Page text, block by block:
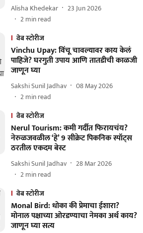
Alisha Khedekar
23 Jun 2026
2min read
वेब स्टोरीज
Vinchu Upay: विंचू चावल्यावर काय केलं
पाहिजे? घरगुती उपाय आणि तातडीची काळजी
जाणून घ्या
Sakshi Sunil Jadhav
08 May 2026
2min read
वेब स्टोरीज
Nerul Tourism: कमी गर्दीत फिरायचंय?
नेरुळजवळील ‘हे’ 9 सीक्रेट पिकनिक स्पॉट्स
ठरतील एकदम बेस्ट
Sakshi Sunil Jadhav
28 Mar 2026
2min read
वेब स्टोरीज
Monal Bird: धोका की प्रेमाचा ईशारा?
मोनाल पक्षाच्या ओरडण्याचा नेमका अर्थ काय?
जाणून घ्या सत्य